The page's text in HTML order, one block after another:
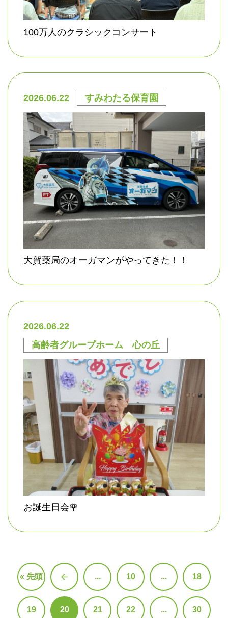
100万人のクラシックコンサート
2026.06.22 すみわたる保育園
大賀薬局のオーガマンがやってきた！！
2026.06.22
高齢者グループホーム 心の丘
お誕生日会🌹
« 先頭
«
... 10 ... 18
19 20 21 22 ... 30